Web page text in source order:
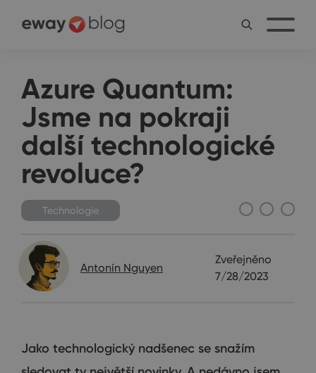
Azure Quantum:
Jsme na pokraji
další technologické
revoluce?
Technologie
Antonín Nguyen
Zveřejněno
7/28/2023
Jako technologický nadšenec se snažím